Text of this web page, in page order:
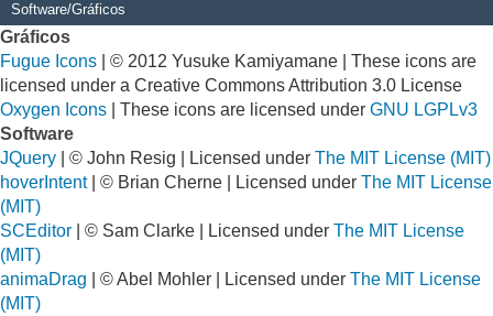
Software/Gráficos
Gráficos
Fugue Icons | © 2012 Yusuke Kamiyamane | These icons are
licensed under a Creative Commons Attribution 3.0 License
Oxygen Icons | These icons are licensed under GNU LGPLv3
Software
JQuery | © John Resig | Licensed under The MIT License (MIT)
hoverIntent| © Brian Cherne | Licensed under The MIT License
(MIT)
SCEditor | © Sam Clarke | Licensed under The MIT License
(MIT)
animaDrag | © Abel Mohler | Licensed under The MIT License
(MIT)